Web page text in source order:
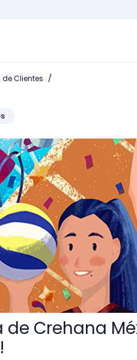
de Clientes /
México que hizo historia.
de Crehana